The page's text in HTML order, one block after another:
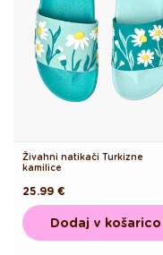
Živahni natikači Turkizne
kamilice
Redna
cena
25.99 €
Dodaj v košarico